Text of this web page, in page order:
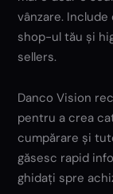
vânzare.
shop-ul tău și
sellers.
Danco Vision
pentru a crea
cumpărare și
găsesc rapid
ghidați spre